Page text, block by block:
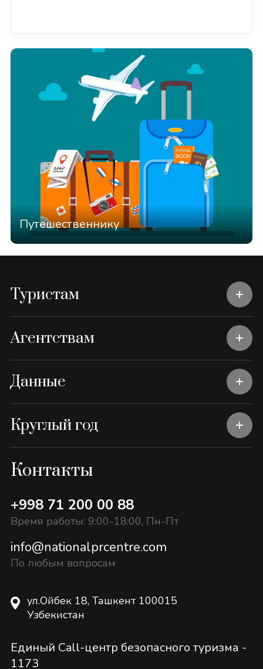
Путешественнику
Туристам
Агентствам
Данные
Круглый год
Контакты
+998 71 200 00 88
Время работы: 9:00-18:00, Пн-Пт
info@nationalprcentre.com
По любым вопросам
ул.Ойбек 18, Ташкент 100015
Узбекистан
Единый Call-центр безопасного туризма -
1173